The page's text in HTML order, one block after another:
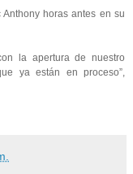
Anthony horas antes en su
la apertura de nuestro
ya están en proceso”,